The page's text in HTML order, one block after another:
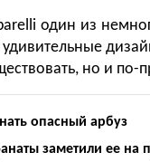
один из
но и по-
опасный арбуз
заметили ее на